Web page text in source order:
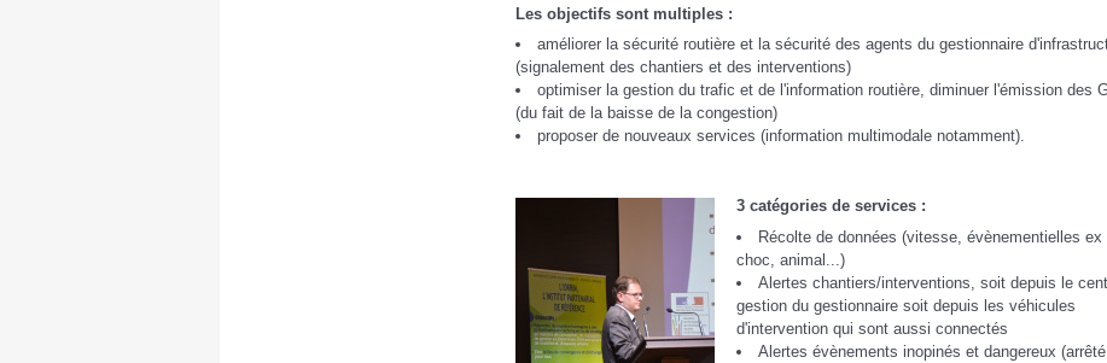
Les objectifs sont multiples :
améliorer la sécurité routière et la sécurité des agents du gestionnaire
(signalement des chantiers et des interventions)
optimiser la gestion du trafic et de l'information routière, diminuer l'émission des
(du fait de la baisse de la congestion)
proposer de nouveaux services (information multimodale notamment).
3 catégories de services :
Récolte de données (vitesse, évènementielles ex
choc, animal...)
Alertes chantiers/interventions, soit depuis le
gestion du gestionnaire soit depuis les véhicules
d'intervention qui sont aussi connectés
Alertes évènements inopinés et dangereux